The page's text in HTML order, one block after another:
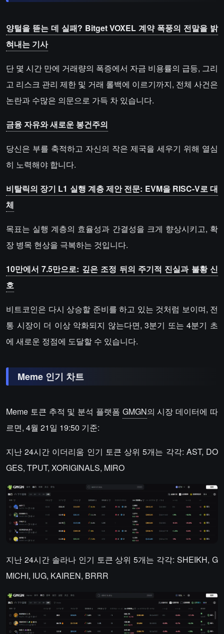
양털을 뜯는 데 실패? Bitget VOXEL 계약 폭풍의 전말을 밝
혀내는 기사
단 몇 시간 만에 거래량의 폭증에서 자금 비용률의 급등, 그리
고 리스크 관리 제한 및 거래 롤백에 이르기까지, 전체 사건은
논란과 수많은 의문으로 가득 차 있습니다.
금융 자유와 새로운 봉건주의
당신은 부를 축적하고 자신의 작은 제국을 세우기 위해 열심
히 노력해야 합니다.
비탈릭의 장기 L1 실행 계층 제안 전문: EVM을 RISC-V로 대
체
목표는 실행 계층의 효율성과 간결성을 크게 향상시키고, 확
장 병목 현상을 극복하는 것입니다.
10만에서 7.5만으로: 깊은 조정 뒤의 주기적 진실과 불황 신
호
비트코인은 다시 상승할 준비를 하고 있는 것처럼 보이며, 전
통 시장이 더 이상 악화되지 않는다면, 3분기 또는 4분기 초
에 새로운 정점에 도달할 수 있습니다.
Meme 인기 차트
Meme 토큰 추적 및 분석 플랫폼 GMGN의 시장 데이터에 따
르면, 4월 21일 19:50 기준:
지난 24시간 이더리움 인기 토큰 상위 5개는 각각: AST, DO
GES, TPUT, XORIGINALS, MIRO
지난 24시간 솔라나 인기 토큰 상위 5개는 각각: SHEIKH, G
MICHI, IUG, KAIREN, BRRR